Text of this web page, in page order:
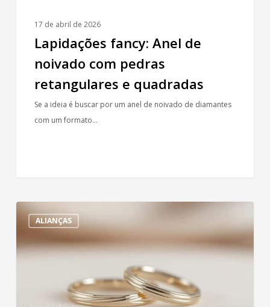
17 de abril de 2026
Lapidações fancy: Anel de
noivado com pedras
retangulares e quadradas
Se a ideia é buscar por um anel de noivado de diamantes
com um formato…
ALIANÇAS
Personalização
detalhamento
em